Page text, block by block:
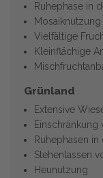
Ruhephase in
Vielfältige
Kleinflächige
Grünland
Extensive
Einschränkung
Ruhephasen
Stehenlassen
Heunutzung